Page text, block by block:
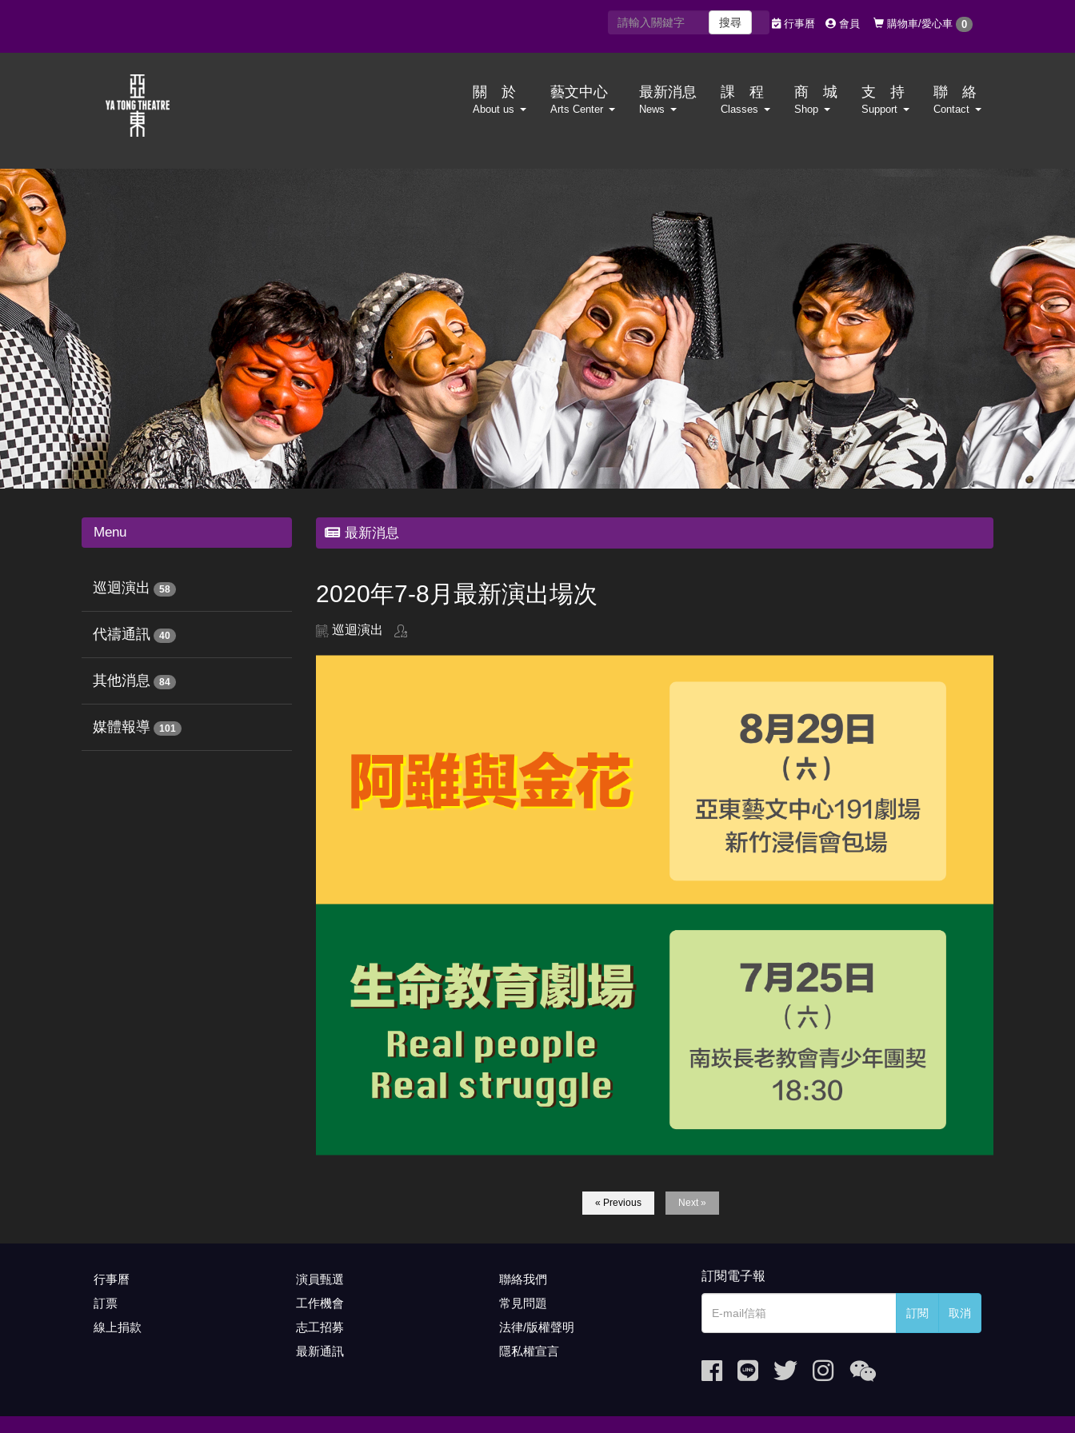
購物車/愛心車 0
行事曆 會員
搜尋
關 於
About us
藝文中心
Arts Center
最新消息
News
課 程
Classes
商 城
Shop
支 持
Support
聯 絡
Contact
Menu
巡迴演出 58
代禱通訊 40
其他消息 84
媒體報導 101
最新消息
2020年7-8月最新演出場次
巡迴演出
« Previous Next »
行事曆
訂票
線上捐款
演員甄選
工作機會
志工招募
最新通訊
聯絡我們
常見問題
法律/版權聲明
隱私權宣言
訂閱電子報
訂閱 取消